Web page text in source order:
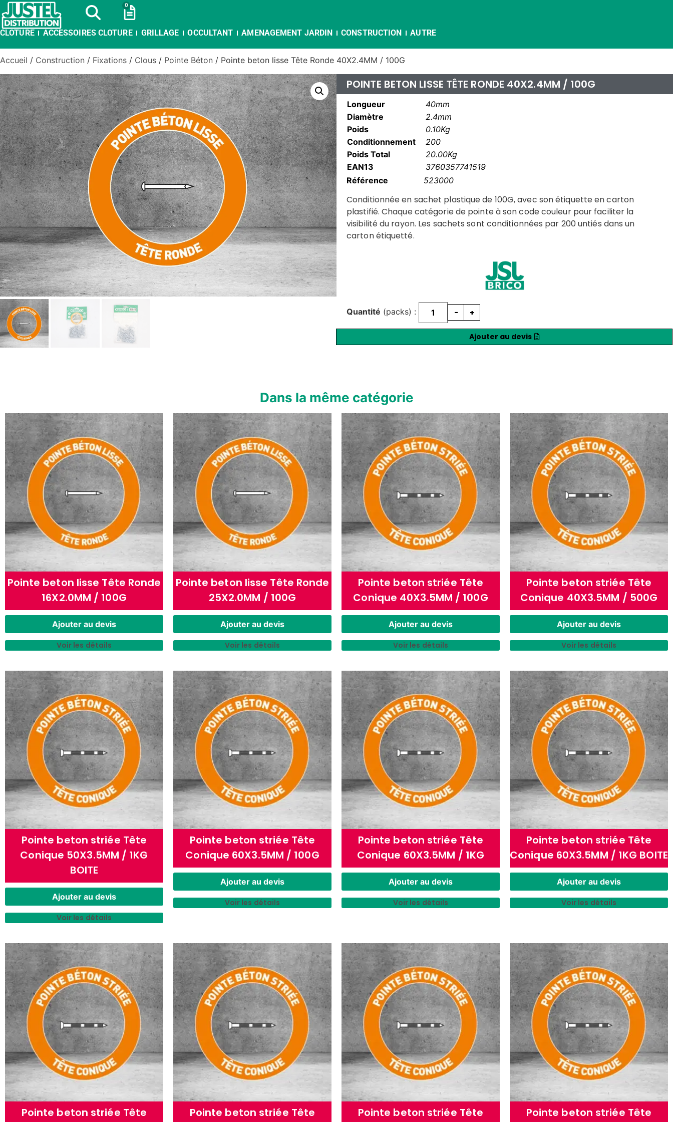
0
CLOTURE ACCESSOIRES CLOTURE GRILLAGE OCCULTANT AMENAGEMENT JARDIN CONSTRUCTION AUTRE
Accueil / Construction / Fixations / Clous / Pointe Béton / Pointe beton lisse Tête Ronde 40X2.4MM / 100G
POINTE BETON LISSE TÊTE RONDE 40X2.4MM / 100G
Longueur
40mm
Diamètre
2.4mm
Poids
0.10Kg
Conditionnement
200
Poids Total
20.00Kg
EAN13
3760357741519
Référence
523000
Conditionnée en sachet plastique de 100G, avec son étiquette en carton
plastifié. Chaque catégorie de pointe à son code couleur pour faciliter la
visibilité du rayon. Les sachets sont conditionnées par 200 untiés dans un
carton étiquetté.
Quantité (packs) : - +
Ajouter au devis
Dans la même catégorie
Pointe beton lisse Tête Ronde
16X2.0MM / 100G
Ajouter au devis
Voir les détails
Pointe beton lisse Tête Ronde
25X2.0MM / 100G
Ajouter au devis
Voir les détails
Pointe beton striée Tête
Conique 40X3.5MM / 100G
Ajouter au devis
Voir les détails
Pointe beton striée Tête
Conique 40X3.5MM / 500G
Ajouter au devis
Voir les détails
Pointe beton striée Tête
Conique 50X3.5MM / 1KG
BOITE
Ajouter au devis
Voir les détails
Pointe beton striée Tête
Conique 60X3.5MM / 100G
Ajouter au devis
Voir les détails
Pointe beton striée Tête
Conique 60X3.5MM / 1KG
Ajouter au devis
Voir les détails
Pointe beton striée Tête
Conique 60X3.5MM / 1KG BOITE
Ajouter au devis
Voir les détails
Pointe beton striée Tête
Pointe beton striée Tête
Pointe beton striée Tête
Pointe beton striée Tête